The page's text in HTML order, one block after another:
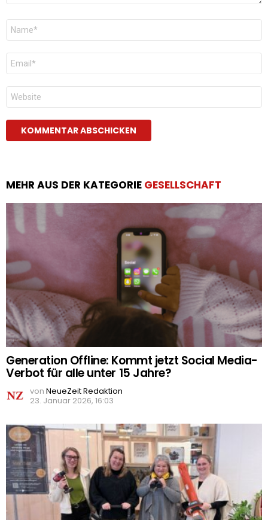
Name
E-
Mail
*
Website
MEHR AUS DER KATEGORIE GESELLSCHAFT
Generation Offline: Kommt jetzt Social Media-
Verbot für alle unter 15 Jahre?
von NeueZeit Redaktion
23. Januar 2026, 16:03